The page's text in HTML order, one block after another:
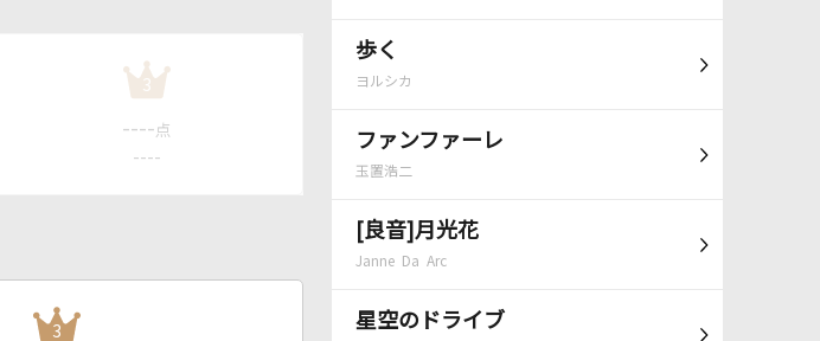
歩く
ヨルシカ
ファンファーレ
玉置浩二
[良音]月光花
Janne Da Arc
星空のドライブ
3
---- 点
----
3